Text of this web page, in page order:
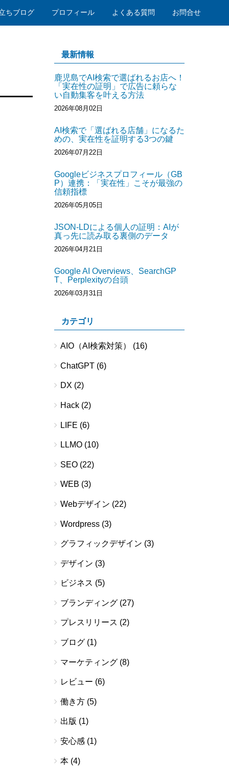
ちブログ プロフィール よくある質問 お問合せ
最新情報
鹿児島でAI検索で選ばれるお店へ！
「実在性の証明」で広告に頼らな
い自動集客を叶える方法
2026年08月02日
AI検索で「選ばれる店舗」になるた
めの、実在性を証明する3つの鍵
2026年07月22日
Googleビジネスプロフィール（GB
P）連携：「実在性」こそが最強の
信頼指標
2026年05月05日
JSON-LDによる個人の証明：AIが
真っ先に読み取る裏側のデータ
2026年04月21日
Google AI Overviews、SearchGP
T、Perplexityの台頭
2026年03月31日
カテゴリ
AIO（AI検索対策） (16)
ChatGPT(6)
DX (2)
Hack(2)
LIFE (6)
LLMO(10)
SEO(22)
WEB (3)
Webデザイン (22)
Wordpress(3)
グラフィックデザイン (3)
デザイン (3)
ビジネス (5)
ブランディング(27)
プレスリリース (2)
ブログ(1)
マーケティング(8)
レビュー (6)
働き方(5)
出版 (1)
安心感(1)
本(4)